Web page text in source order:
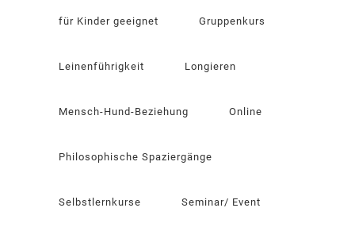
für Kinder geeignet Gruppenkurs
Leinenführigkeit Longieren
Mensch-Hund-Beziehung Online
Philosophische Spaziergänge
Selbstlernkurse Seminar/ Event